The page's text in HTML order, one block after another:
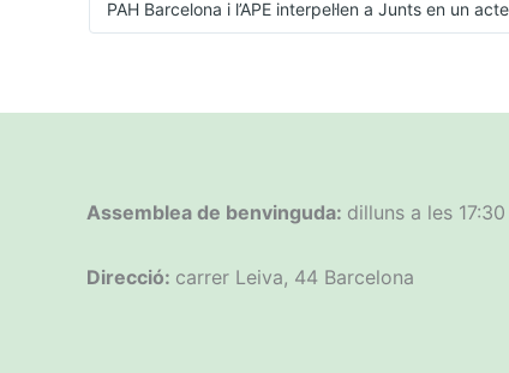
Assemblea de benvinguda: dilluns a les 17:30
Direcció: carrer Leiva, 44 Barcelona